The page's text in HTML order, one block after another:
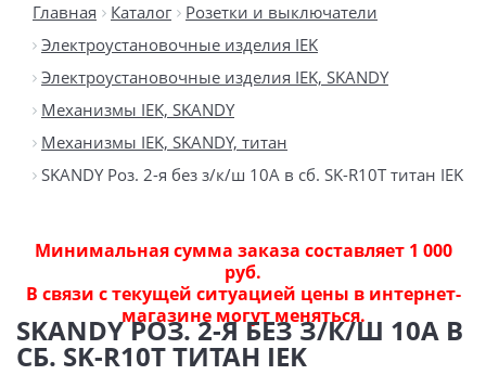
Главная Каталог
Розетки и выключатели
Электроустановочные изделия IEK
Электроустановочные изделия IEK, SKANDY
Механизмы IEK, SKANDY
Механизмы IEK, SKANDY, титан
SKANDY Роз. 2-я без з/к/ш 10А в сб. SK-R10T титан IEK
Минимальная сумма заказа составляет 1 000
руб.
В связи с текущей ситуацией цены в интернет-
магазине могут меняться.
SKANDY РОЗ. 2-Я БЕЗ З/К/Ш 10А В
СБ. SK-R10T ТИТАН IEK